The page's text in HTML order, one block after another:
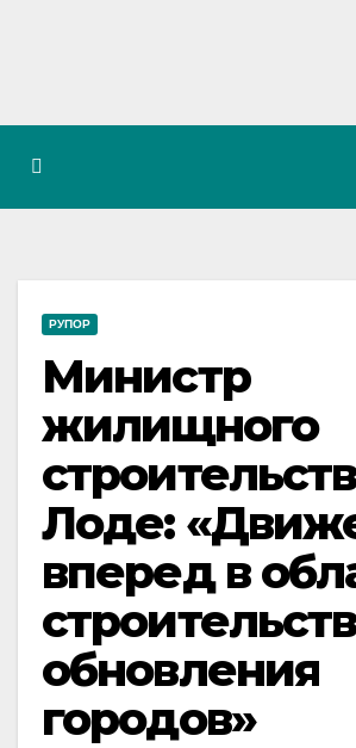
РУПОР
Министр
жилищного
Лоде:
вперед в
обновления
городов»